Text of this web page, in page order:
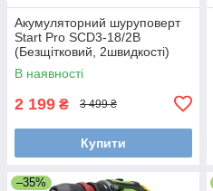
Акумуляторний шуруповерт
Start Pro SCD3-18/2B
(Безщітковий, 2швидкості)
В наявності
2 199 ₴ 3 499 ₴
Купити
–35%